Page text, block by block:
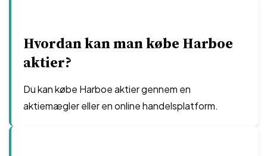
Hvordan kan man købe Harboe
aktier?
Du kan købe Harboe aktier gennem en
aktiemægler eller en online handelsplatform.